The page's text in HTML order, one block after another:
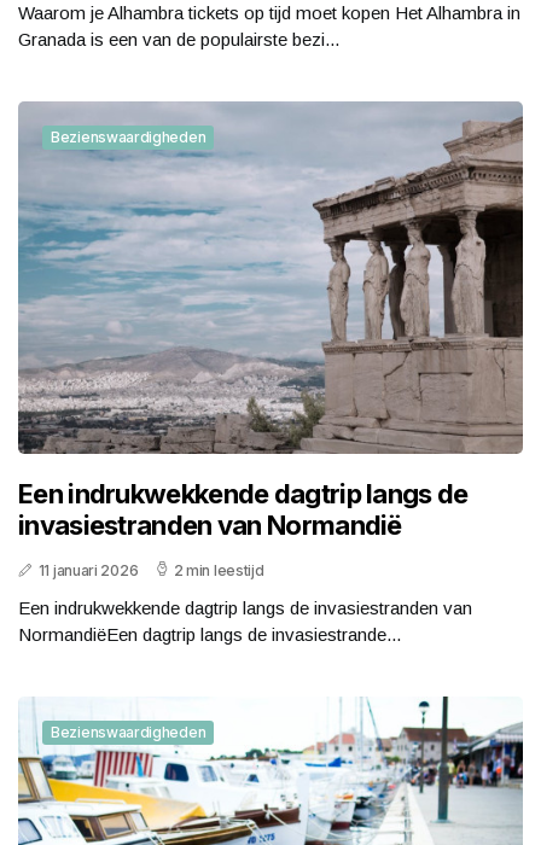
Waarom je Alhambra tickets op tijd moet kopen Het Alhambra in
Granada is een van de populairste bezi...
Bezienswaardigheden
Een indrukwekkende dagtrip langs de
invasiestranden van Normandië
11 januari 2026 2 min leestijd
Een indrukwekkende dagtrip langs de invasiestranden van
NormandiëEen dagtrip langs de invasiestrande...
Bezienswaardigheden